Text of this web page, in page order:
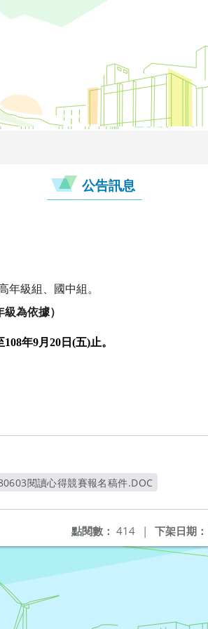
公告訊息
年級組、國中組。
為依據）
108年9月 20 日 (五)止。
閱讀心得競賽報名稿件.DOC
下架日期：
點閱數： 414 |